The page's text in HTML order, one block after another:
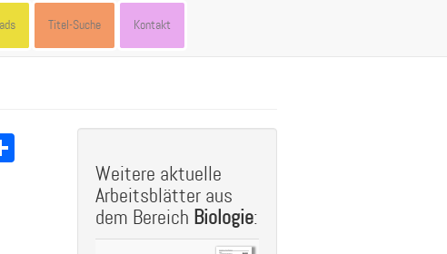
Titel-Suche Kontakt
Share
Weitere aktuelle
Arbeitsblätter aus
dem Bereich Biologie: